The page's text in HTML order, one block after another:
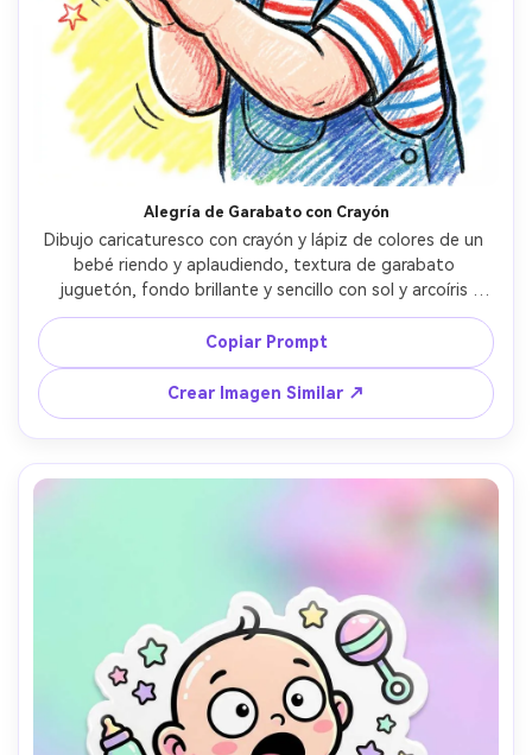
Alegría de Garabato con Crayón
Dibujo caricaturesco con crayón y lápiz de colores de un
bebé riendo y aplaudiendo, textura de garabato
juguetón, fondo brillante y sencillo con sol y arcoíris
dibujados, contornos gruesos pero composición limpia,
alegre y enérgico, ilustración de alta calidad, lente de
85mm, poca profundidad de campo --ar 4:5
Copiar Prompt
Crear Imagen Similar ↗